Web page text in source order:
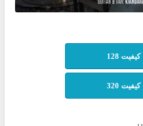
128
320